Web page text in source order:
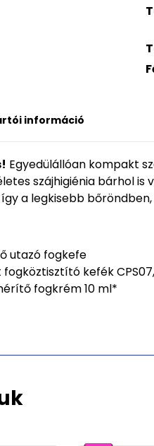
információ
Egyedülállóan kompakt
szájhigiénia bárhol is
a legkisebb
utazó fogkefe
kefék
fogkrém 10 ml*